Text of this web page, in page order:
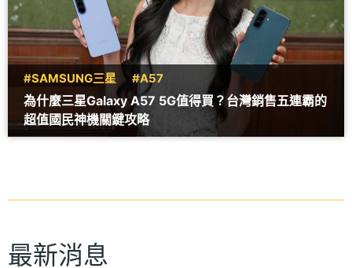
#SAMSUNG三星 #A57
為什麼三星Galaxy A57 5G值得買？台灣銷售五連霸的
超值國民神機關鍵攻略
最新消息